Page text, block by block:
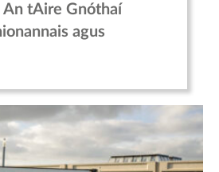
An tAire Gnóthaí
agus